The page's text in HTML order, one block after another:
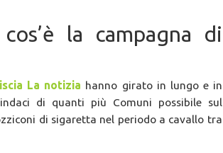
la campagna di
La notizia hanno girato in lungo e in
di quanti più Comuni possibile sul
di sigaretta nel periodo a cavallo tra